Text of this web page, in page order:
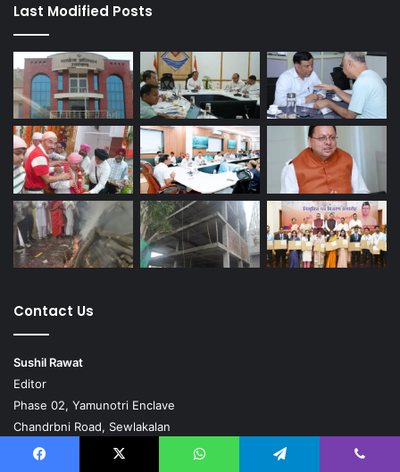
Last Modified Posts
Contact Us
Sushil Rawat
Editor
Phase 02, Yamunotri Enclave
Chandrbni Road, Sewlakalan
Dehradun